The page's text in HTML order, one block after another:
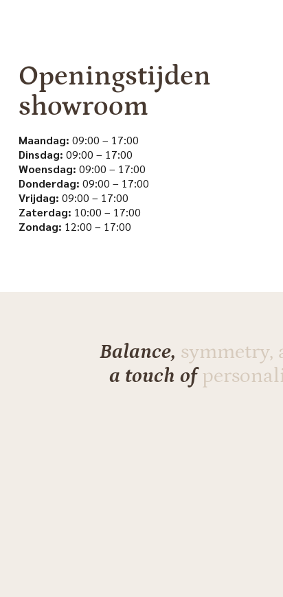
Openingstijden
showroom
Maandag: 09:00 – 17:00
Dinsdag: 09:00 – 17:00
Woensdag: 09:00 – 17:00
Donderdag: 09:00 – 17:00
Vrijdag: 09:00 – 17:00
Zaterdag: 10:00 – 17:00
Zondag: 12:00 – 17:00
Balance, symmetry,
a touch of